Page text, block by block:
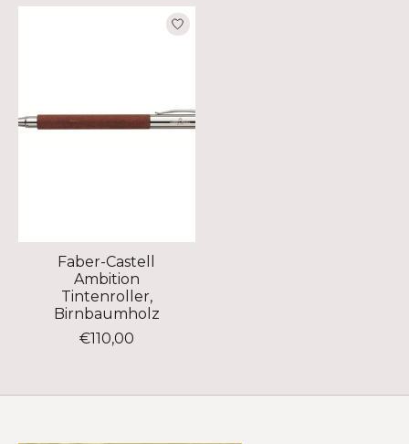
Faber-Castell
Ambition
Tintenroller,
Birnbaumholz
€110,00